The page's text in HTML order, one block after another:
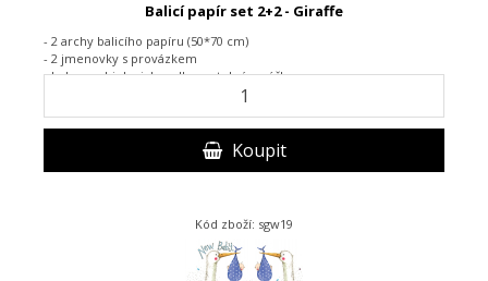
Balicí papír set 2+2 - Giraffe
- 2 archy balicího papíru (50*70 cm)
- 2 jmenovky s provázkem
- baleno v biologicky odbouratelném sáčku
Koupit
Kód zboží: sgw19